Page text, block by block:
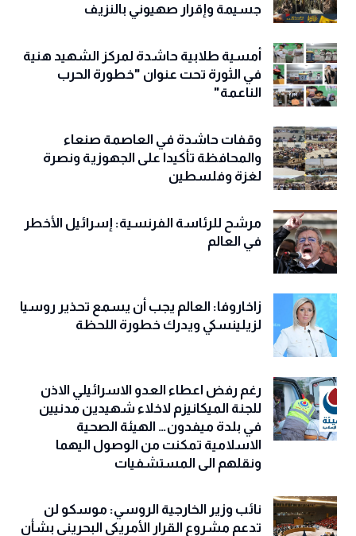
جسيمة وإقرار صهيوني بالنزيف
أمسية طلابية حاشدة لمركز الشهيد هنية
في الثورة تحت عنوان "خطورة الحرب
الناعمة"
وقفات حاشدة في العاصمة صنعاء
والمحافظة تأكيدا على الجهوزية ونصرة
لغزة وفلسطين
مرشح للرئاسة الفرنسية: إسرائيل الأخطر
في العالم
زاخاروفا: العالم يجب أن يسمع تحذير روسيا
لزيلينسكي ويدرك خطورة اللحظة
رغم رفض اعطاء العدو الاسرائيلي الاذن
للجنة الميكانيزم لاخلاء شهيدين مدنيين
في بلدة ميفدون… الهيئة الصحية
الاسلامية تمكنت من الوصول اليهما
ونقلهم الى المستشفيات
نائب وزير الخارجية الروسي: موسكو لن
تدعم مشروع القرار الأمريكي البحريني بشأن